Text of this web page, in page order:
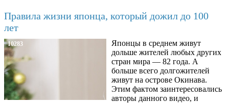
Правила жизни японца, который дожил до 100
лет
10283
Японцы в среднем живут
дольше жителей любых других
стран мира — 82 года. А
больше всего долгожителей
живут на острове Окинава.
Этим фактом заинтересовались
авторы данного видео, и